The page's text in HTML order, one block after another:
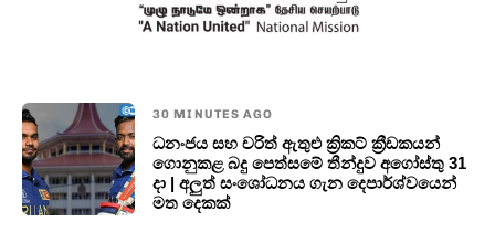
30 MINUTES AGO
ධනංජය සහ චරිත් ඇතුළු ක්‍රිකට් ක්‍රීඩකයන්
ගොනුකළ බදු පෙත්සමේ තීන්දුව අගෝස්තු 31
දා | අලුත් සංශෝධනය ගැන දෙපාර්ශ්වයෙන්
මත දෙකක්